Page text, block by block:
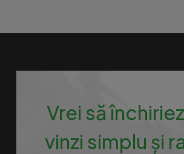
Vrei să
vinzi simplu și